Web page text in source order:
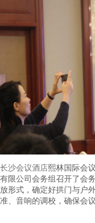
长沙会议酒店熙林国际会
有限公司会务组召开了会
放形式，确定好拱门与户
准、音响的调校，确保会